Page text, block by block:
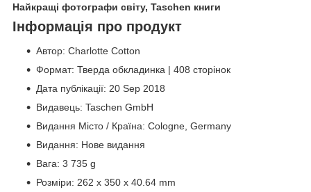
Найкращі фотографи світу, Taschen книги
Інформація про продукт
Автор: Charlotte Cotton
Формат: Тверда обкладинка | 408 сторінок
Дата публікації: 20 Sep 2018
Видавець: Taschen GmbH
Видання Місто / Країна: Cologne, Germany
Видання: Нове видання
Вага: 3 735 g
Розміри: 262 x 350 x 40.64 mm